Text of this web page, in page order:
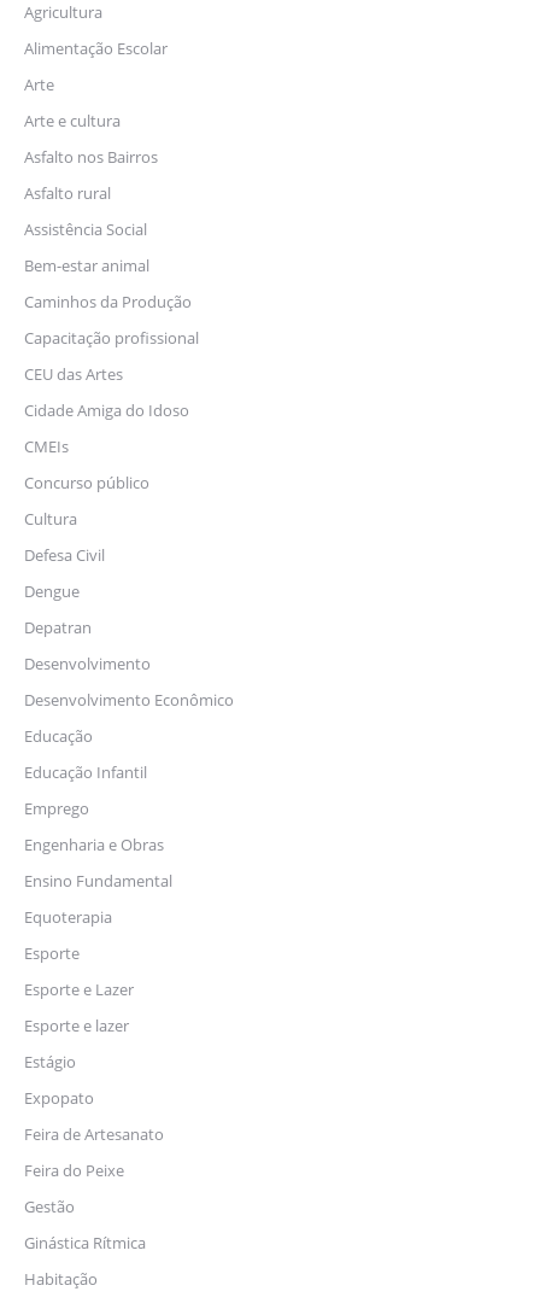
Agricultura
Alimentação Escolar
Arte
Arte e cultura
Asfalto nos Bairros
Asfalto rural
Assistência Social
Bem-estar animal
Caminhos da Produção
Capacitação profissional
CEU das Artes
Cidade Amiga do Idoso
CMEIs
Concurso público
Cultura
Defesa Civil
Dengue
Depatran
Desenvolvimento
Desenvolvimento Econômico
Educação
Educação Infantil
Emprego
Engenharia e Obras
Ensino Fundamental
Equoterapia
Esporte
Esporte e Lazer
Esporte e lazer
Estágio
Expopato
Feira de Artesanato
Feira do Peixe
Gestão
Ginástica Rítmica
Habitação